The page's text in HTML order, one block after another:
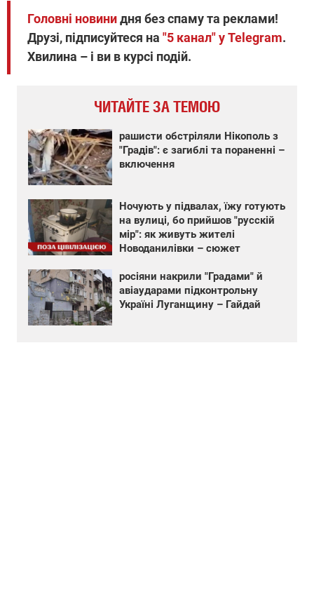
Головні новинидня без спаму та реклами!
Друзі, підписуйтеся на "5 канал" у Telegram.
Хвилина – і ви в курсі подій.
ЧИТАЙТЕ ЗА ТЕМОЮ
рашисти обстріляли Нікополь з
"Градів": є загиблі та пораненні –
включення
Ночують у підвалах, їжу готують
на вулиці, бо прийшов "русскій
мір": як живуть жителі
Новоданилівки – сюжет
росіяни накрили "Градами" й
авіаударами підконтрольну
Україні Луганщину – Гайдай